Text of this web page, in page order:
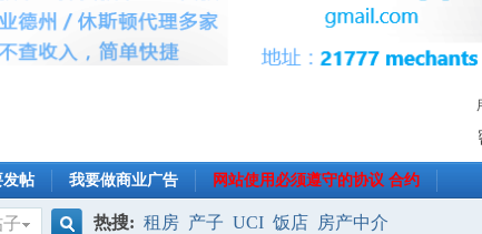
发帖 我要做商业广告 网站使用必须遵守的协议 合约
热搜: 租房 产子 UCI 饭店 房产中介